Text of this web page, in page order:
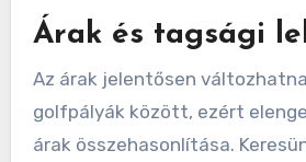
Árak és tagsági
Az árak jelentősen
golfpályák között, ezért
árak összehasonlítása.